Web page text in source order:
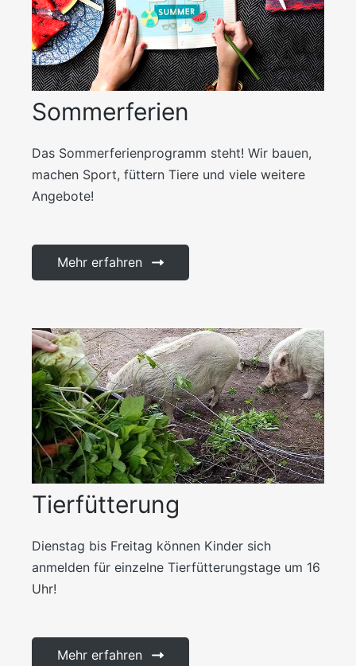
Sommerferien
Das Sommerferienprogramm steht! Wir bauen,
machen Sport, füttern Tiere und viele weitere
Angebote!
Mehr erfahren
Tierfütterung
Dienstag bis Freitag können Kinder sich
anmelden für einzelne Tierfütterungstage um 16
Uhr!
Mehr erfahren